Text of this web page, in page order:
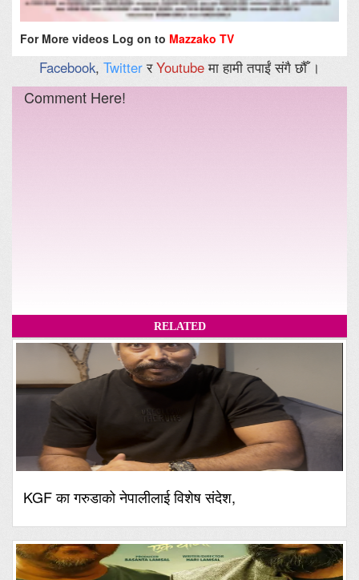
For More videos Log on to Mazzako TV
Facebook, TwitterरYoutubeमा हामी तपाईं संगै छौँ ।
Comment Here!
RELATED
KGF का गरुडाको नेपालीलाई विशेष संदेश,